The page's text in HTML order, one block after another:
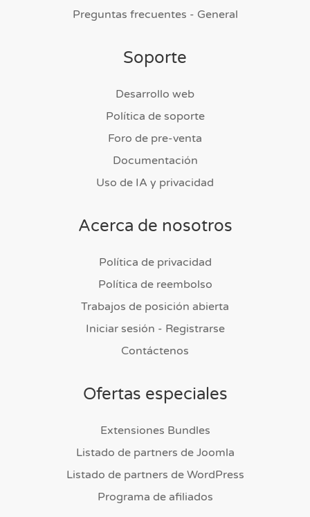
Preguntas frecuentes - General
Soporte
Desarrollo web
Política de soporte
Foro de pre-venta
Documentación
Uso de IA y privacidad
Acerca de nosotros
Política de privacidad
Política de reembolso
Trabajos de posición abierta
Iniciar sesión - Registrarse
Contáctenos
Ofertas especiales
Extensiones Bundles
Listado de partners de Joomla
Listado de partners de WordPress
Programa de afiliados